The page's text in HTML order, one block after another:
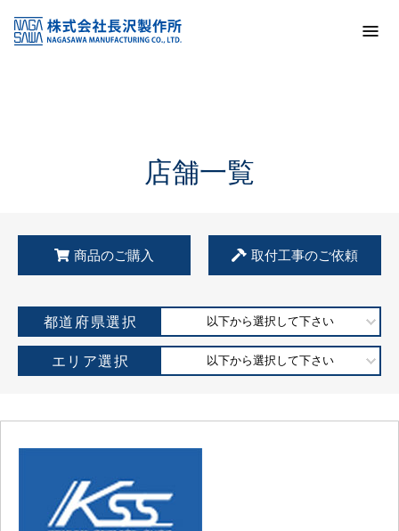
KSS加盟店・取扱店情報
店舗一覧
店舗一覧
商品のご購入 取付工事のご依頼
都道府県選択 以下から選択して下さい
エリア選択 以下から選択して下さい